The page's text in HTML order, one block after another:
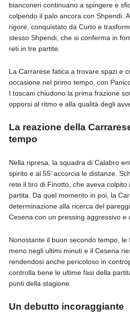
bianconeri continuano a spingere e
colpendo il palo ancora con Shpendi.
rigore, conquistato da Curto e
stesso Shpendi, che si conferma in
reti in tre partite.
La Carrarese fatica a trovare spazi e
occasione nel primo tempo, con
I toscani chiudono la prima frazione
opporsi al ritmo e alla qualità degli
La reazione della
tempo
Nella ripresa, la squadra di Calabro
spirito e al 55’ accorcia le distanze.
rete il tiro di Finotto, che aveva
partita. Da quel momento in poi, la
determinazione alla ricerca del
Cesena con un pressing aggressivo e
Nonostante il buon secondo tempo,
meno negli ultimi minuti e il Cesena
rendendosi anche pericoloso in
controlla bene le ultime fasi della
punti della stagione.
Un debutto incoraggiante